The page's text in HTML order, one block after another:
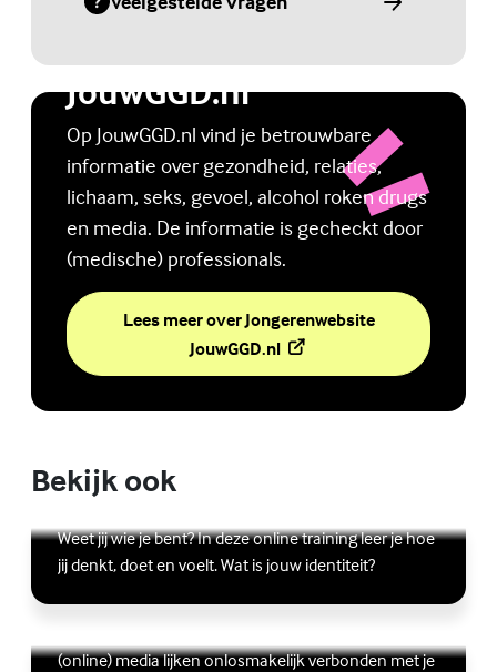
(Externe link)
Jongerenwebsite
JouwGGD.nl
Op JouwGGD.nl vind je betrouwbare
informatie over gezondheid, relaties,
lichaam, seks, gevoel, alcohol roken drugs
en media. De informatie is gecheckt door
(medische) professionals.
Lees meer over Jongerenwebsite
JouwGGD.nl(Externe link)
Bekijk ook
Online zelfhulptraining - Wie ben ik?
Weet jij wie je bent? In deze online training leer je hoe
jij denkt, doet en voelt. Wat is jouw identiteit?
Lees meer over Online zelfhulptraining - Wie ben ik?
(Externe link)
Ben jij digitaal in balans?
(online) media lijken onlosmakelijk verbonden met je
Lees meer over Ben jij digitaal in balans?
(Externe link)